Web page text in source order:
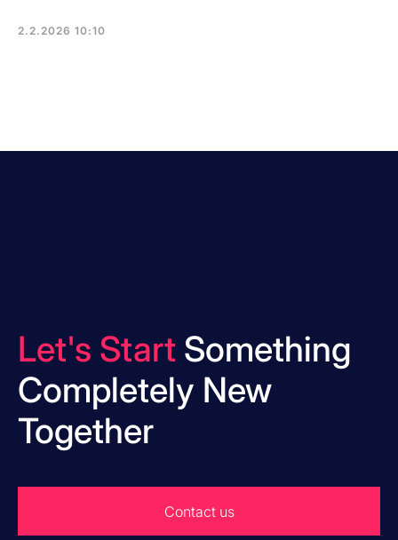
2.2.2026 10:10
Let's Start Something
Completely New
Together
Contact us